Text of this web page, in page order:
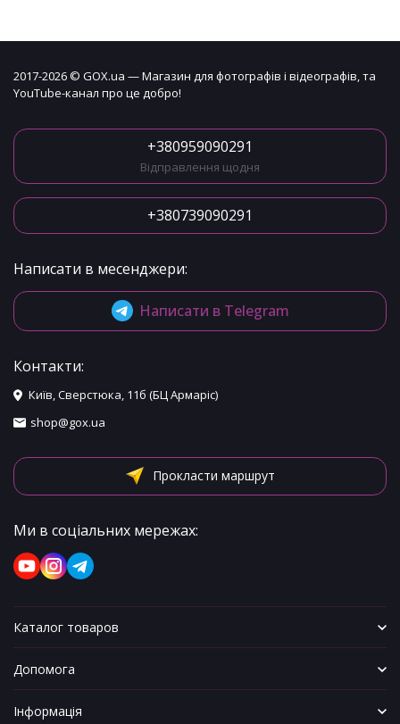
2017-2026 © GOX.ua — Магазин для фотографів і відеографів, та
YouTube-канал про це добро!
+380959090291
Відправлення щодня
+380739090291
Написати в месенджери:
Написати в Telegram
Контакти:
Київ, Сверстюка, 11б (БЦ Армаріс)
shop@gox.ua
Прокласти маршрут
Ми в соціальних мережах:
Каталог товаров
Допомога
Інформація